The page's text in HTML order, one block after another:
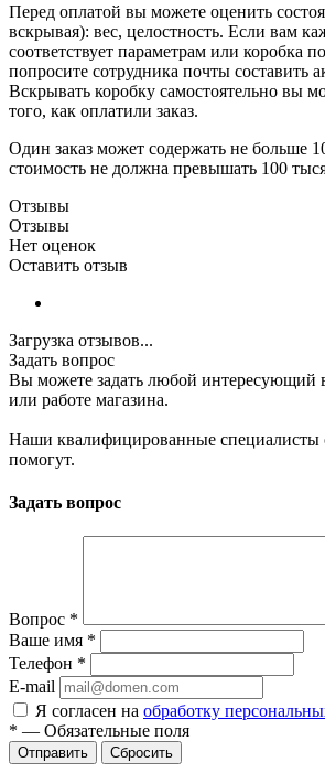
Перед оплатой вы можете оценить
вскрывая): вес, целостность. Если вам
соответствует параметрам или коробка
попросите сотрудника почты составить
Вскрывать коробку самостоятельно вы
того, как оплатили заказ.
Один заказ может содержать не больше
стоимость не должна превышать 100
Отзывы
Отзывы
Нет оценок
Оставить отзыв
Загрузка отзывов...
Задать вопрос
Вы можете задать любой интересующий
или работе магазина.
Наши квалифицированные специалисты
помогут.
Задать вопрос
Вопрос *
Ваше имя *
Телефон *
E-mail
Я согласен на обработку
* — Обязательные поля
Отправить Сбросить